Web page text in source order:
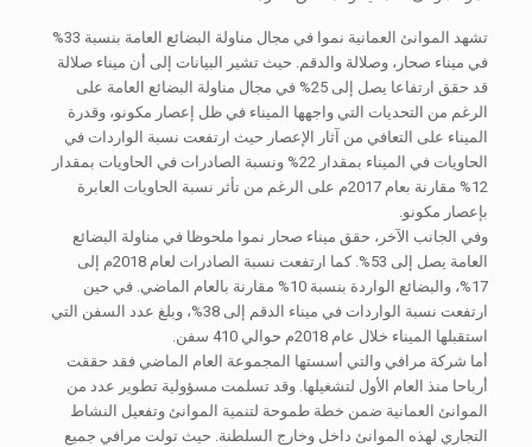
تشهد الموانئ العمانية نموا في مجال مناولة البضائع العامة بنسبة 33%
في ميناء صحار، وصلالة والدقم. حيث تشير البيانات إلى أن ميناء صلالة
قد حقق ارتفاعا يصل إلى 25% في مجال مناولة البضائع العامة على
الرغم من التحديات التي واجهها الميناء في ظل إعصار مكونو، وقدرة
الميناء على التعافي من آثار الإعصار حيث ارتفعت نسبة الواردات في
الحاويات في الميناء بمقدار 22% ونسبة الصادرات في الحاويات بمقدار
12% مقارنة بعام 2017م على الرغم من تأثر نسبة الحاويات العابرة
بإعصار مكونو.
وفي الجانب الآخر، حقق ميناء صحار نموا ملحوظا في مناولة البضائع
العامة يصل إلى 53%. كما ارتفعت نسبة الصادرات لعام 2018م إلى
17%، والبضائع الواردة بنسبة 10% مقارنة بالعام الماضي. في حين
ارتفعت نسبة الواردات في ميناء الدقم إلى 38%، وبلغ عدد السفن التي
استقبلها الميناء خلال عام 2018م حوالي 410 سفن.
أما شركة مرافي والتي أسستها المجموعة العام الماضي فقد حققت
أرباحا منذ العام الأول لتشغيلها. وقد تسلمت مسؤولية تطوير عدد من
الموانئ العمانية ضمن خطة طموحة لتنمية الموانئ وتفعيل النشاط
التجاري لهذه الموانئ داخل وخارج السلطنة. حيث تولت مرافي جميع